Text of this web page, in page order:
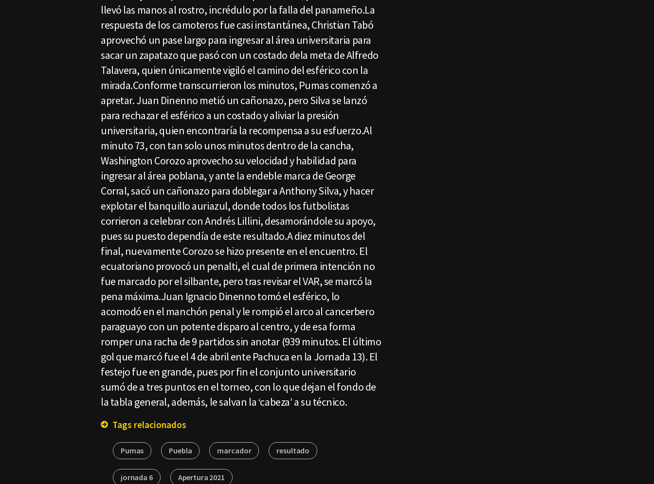
llevó las manos al rostro, incrédulo por la falla del panameño.La
respuesta de los camoteros fue casi instantánea, Christian Tabó
aprovechó un pase largo para ingresar al área universitaria para
sacar un zapatazo que pasó con un costado dela meta de Alfredo
Talavera, quien únicamente vigiló el camino del esférico con la
mirada.Conforme transcurrieron los minutos, Pumas comenzó a
apretar. Juan Dinenno metió un cañonazo, pero Silva se lanzó
para rechazar el esférico a un costado y aliviar la presión
universitaria, quien encontraría la recompensa a su esfuerzo.Al
minuto 73, con tan solo unos minutos dentro de la cancha,
Washington Corozo aprovecho su velocidad y habilidad para
ingresar al área poblana, y ante la endeble marca de George
Corral, sacó un cañonazo para doblegar a Anthony Silva, y hacer
explotar el banquillo auriazul, donde todos los futbolistas
corrieron a celebrar con Andrés Lillini, desamorándole su apoyo,
pues su puesto dependía de este resultado.A diez minutos del
final, nuevamente Corozo se hizo presente en el encuentro. El
ecuatoriano provocó un penalti, el cual de primera intención no
fue marcado por el silbante, pero tras revisar el VAR, se marcó la
pena máxima.Juan Ignacio Dinenno tomó el esférico, lo
acomodó en el manchón penal y le rompió el arco al cancerbero
paraguayo con un potente disparo al centro, y de esa forma
romper una racha de 9 partidos sin anotar (939 minutos. El último
gol que marcó fue el 4 de abril ente Pachuca en la Jornada 13). El
festejo fue en grande, pues por fin el conjunto universitario
sumó de a tres puntos en el torneo, con lo que dejan el fondo de
la tabla general, además, le salvan la ‘cabeza’ a su técnico.
Tags relacionados
Pumas Puebla marcador resultado
jornada 6 Apertura 2021